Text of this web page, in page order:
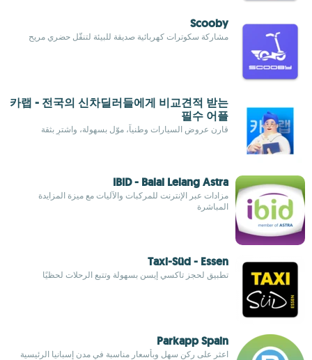
Scooby
مشاركة سكوترات كهربائية صديقة للبيئة لتنقّل حضري مريح
카랩 - 전국의 신차딜러들에게 비교견적 받는
필수 어플
قارن عروض السيارات وطنياً، موّل بسهولة، واشترِ بثقة
IBID - Balai Lelang Astra
مزادات عبر الإنترنت للمركبات والآليات مع ميزة المزايدة
المباشرة
Taxi-Süd - Essen
تطبيق لحجز تاكسي إيسن بسهولة وتتبع الرحلات لحظيًا
Parkapp Spain
اعثر على ركن سهل وبأسعار مناسبة في مدن إسبانيا الرئيسية